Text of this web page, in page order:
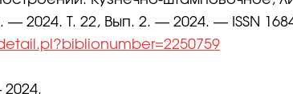
2024. Т. 22, Вып. 2. — 2024. — ISSN